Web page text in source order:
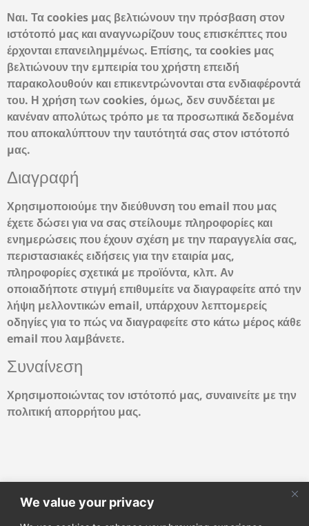
We value your privacy
Ναι. Τα cookies μας βελτιώνουν την πρόσβαση στον
ιστότοπό μας και αναγνωρίζουν τους επισκέπτες που
έρχονται επανειλημμένως. Επίσης, τα cookies μας
βελτιώνουν την εμπειρία του χρήστη επειδή
παρακολουθούν και επικεντρώνονται στα ενδιαφέροντά
του. Η χρήση των cookies, όμως, δεν συνδέεται με
κανέναν απολύτως τρόπο με τα προσωπικά δεδομένα
που αποκαλύπτουν την ταυτότητά σας στον ιστότοπό
μας.
Διαγραφή
Χρησιμοποιούμε την διεύθυνση του email που μας
έχετε δώσει για να σας στείλουμε πληροφορίες και
ενημερώσεις που έχουν σχέση με την παραγγελία σας,
περιστασιακές ειδήσεις για την εταιρία μας,
πληροφορίες σχετικά με προϊόντα, κλπ. Αν
οποιαδήποτε στιγμή επιθυμείτε να διαγραφείτε από την
λήψη μελλοντικών email, υπάρχουν λεπτομερείς
οδηγίες για το πώς να διαγραφείτε στο κάτω μέρος κάθε
email που λαμβάνετε.
Συναίνεση
Χρησιμοποιώντας τον ιστότοπό μας, συναινείτε με την
πολιτική απορρήτου μας.